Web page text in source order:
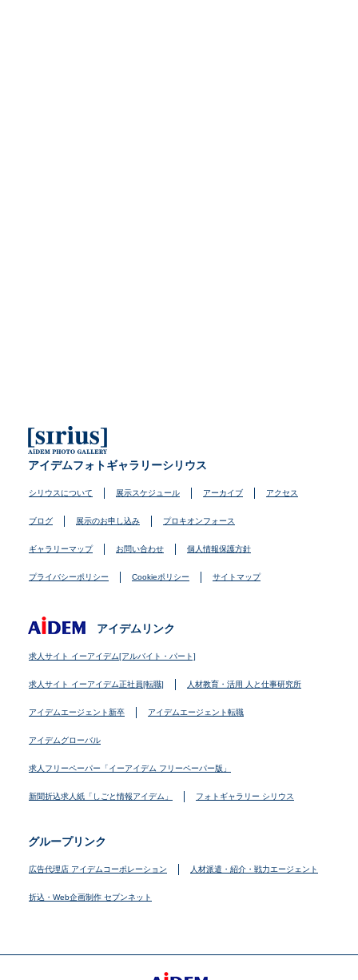
アイデムフォトギャラリーシリウス
シリウスについて 展示スケジュール アーカイブ アクセス
ブログ 展示のお申し込み プロキオンフォース
ギャラリーマップ お問い合わせ 個人情報保護方針
プライバシーポリシー Cookieポリシー サイトマップ
アイデムリンク
求人サイト イーアイデム[アルバイト・パート]
求人サイト イーアイデム正社員[転職] 人材教育・活用 人と仕事研究所
アイデムエージェント新卒 アイデムエージェント転職
アイデムグローバル
求人フリーペーパー「イーアイデム フリーペーパー版」
新聞折込求人紙「しごと情報アイデム」 フォトギャラリー シリウス
グループリンク
広告代理店 アイデムコーポレーション 人材派遣・紹介・戦力エージェント
折込・Web企画制作 セブンネット